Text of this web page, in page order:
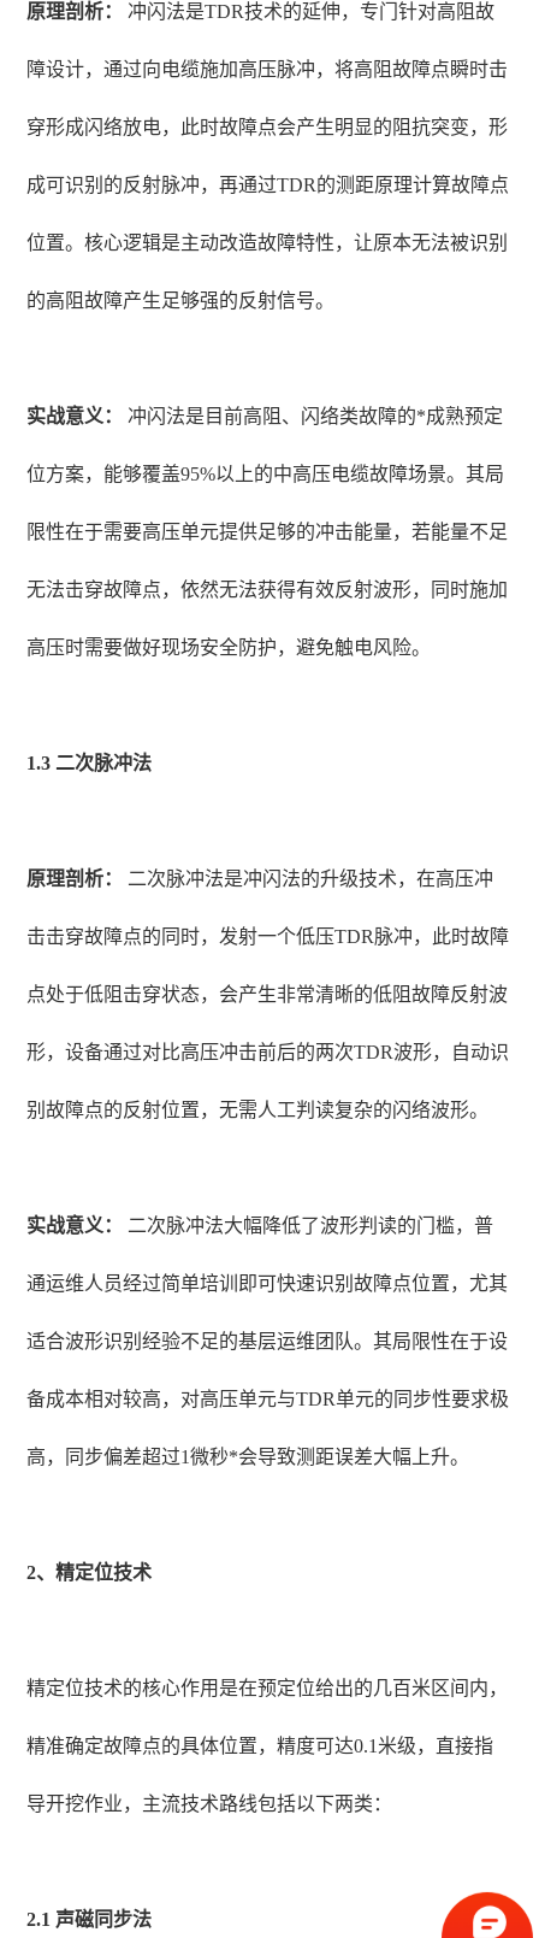
原理剖析： 冲闪法是TDR技术的延伸，专门针对高阻故
障设计，通过向电缆施加高压脉冲，将高阻故障点瞬时击
穿形成闪络放电，此时故障点会产生明显的阻抗突变，形
成可识别的反射脉冲，再通过TDR的测距原理计算故障点
位置。核心逻辑是主动改造故障特性，让原本无法被识别
的高阻故障产生足够强的反射信号。
实战意义： 冲闪法是目前高阻、闪络类故障的*成熟预定
位方案，能够覆盖95%以上的中高压电缆故障场景。其局
限性在于需要高压单元提供足够的冲击能量，若能量不足
无法击穿故障点，依然无法获得有效反射波形，同时施加
高压时需要做好现场安全防护，避免触电风险。
1.3 二次脉冲法
原理剖析： 二次脉冲法是冲闪法的升级技术，在高压冲
击击穿故障点的同时，发射一个低压TDR脉冲，此时故障
点处于低阻击穿状态，会产生非常清晰的低阻故障反射波
形，设备通过对比高压冲击前后的两次TDR波形，自动识
别故障点的反射位置，无需人工判读复杂的闪络波形。
实战意义： 二次脉冲法大幅降低了波形判读的门槛，普
通运维人员经过简单培训即可快速识别故障点位置，尤其
适合波形识别经验不足的基层运维团队。其局限性在于设
备成本相对较高，对高压单元与TDR单元的同步性要求极
高，同步偏差超过1微秒*会导致测距误差大幅上升。
2、精定位技术
精定位技术的核心作用是在预定位给出的几百米区间内，
精准确定故障点的具体位置，精度可达0.1米级，直接指
导开挖作业，主流技术路线包括以下两类：
2.1 声磁同步法